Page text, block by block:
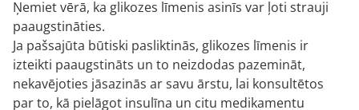
Ņemiet vērā, ka glikozes līmenis asinīs var ļoti strauji
paaugstināties.
Ja pašsajūta būtiski pasliktinās, glikozes līmenis ir
izteikti paaugstināts un to neizdodas pazemināt,
nekavējoties jāsazinās ar savu ārstu, lai konsultētos
par to, kā pielāgot insulīna un citu medikamentu